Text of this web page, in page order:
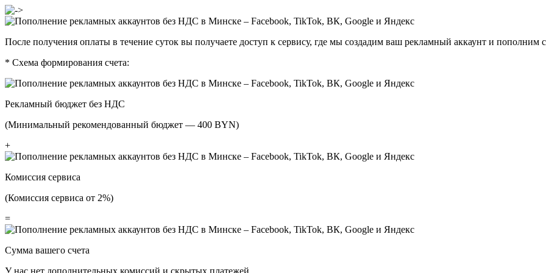
После получения оплаты в течение суток вы получаете доступ к сервису, где мы создадим ваш рекламный аккаунт и пополним
* Схема формирования счета:
Рекламный бюджет без НДС
(Минимальный рекомендованный бюджет — 400 BYN)
+
Комиссия сервиса
(Комиссия сервиса от 2%)
=
Сумма вашего счета
У нас нет дополнительных комиссий и скрытых платежей